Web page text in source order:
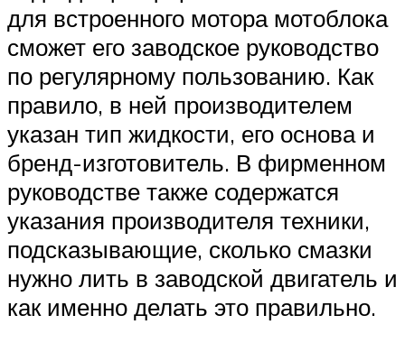
для встроенного мотора мотоблока
сможет его заводское руководство
по регулярному пользованию. Как
правило, в ней производителем
указан тип жидкости, его основа и
бренд-изготовитель. В фирменном
руководстве также содержатся
указания производителя техники,
подсказывающие, сколько смазки
нужно лить в заводской двигатель и
как именно делать это правильно.